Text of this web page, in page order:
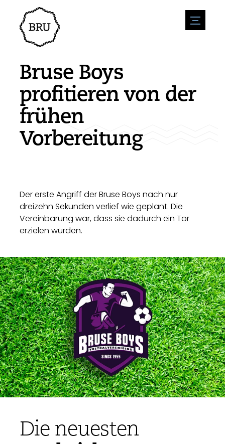
menu
Veranstaltungskalender
Veranstaltung anmelden
Übernachtung
Geschäfte
Natur & wasser
Sport
Sehenswürdigkeiten
Geschichte
Zugänglichkeit
Parken
Wohnumfeld
Um zu unternehmen
Stellenangebote
Stellenangebote veröffentlichen
Unternehmen
Nachrichtenübersicht
Neuigkeiten einreichen
Bruse Boys
profitieren von der
frühen
Vorbereitung
Der erste Angriff der Bruse Boys nach nur
dreizehn Sekunden verlief wie geplant. Die
Vereinbarung war, dass sie dadurch ein Tor
erzielen würden.
Die neuesten